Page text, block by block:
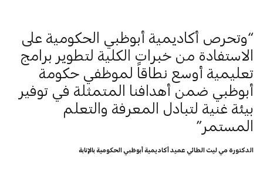
وتحرص أكاديمية أبوظبي الحكومية على
الاستفادة من خبرات الكلية لتطوير برامج
تعليمية أوسع نطاقاً لموظفي حكومة
أبوظبي ضمن أهدافنا المتمثلة في توفير
بيئة غنية لتبادل المعرفة والتعلم
المستمر
الدكتورة مي ليث الطائي عميد أكاديمية أبوظبي الحكومية بالإنابة